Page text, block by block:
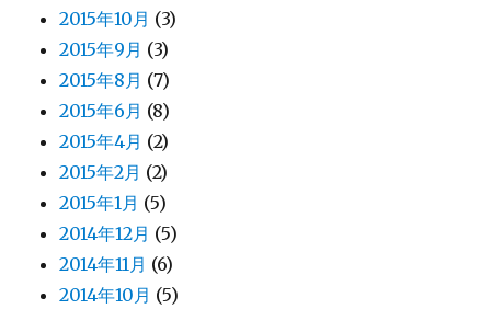
2015年10月 (3)
2015年9月 (3)
2015年8月 (7)
2015年6月 (8)
2015年4月 (2)
2015年2月 (2)
2015年1月 (5)
2014年12月 (5)
2014年11月 (6)
2014年10月 (5)